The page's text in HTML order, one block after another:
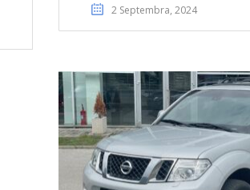
2 Septembra, 2024